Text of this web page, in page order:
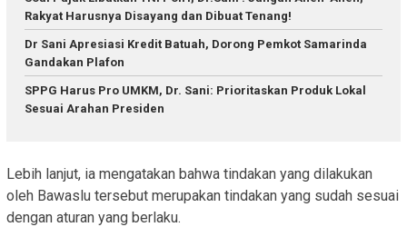
Rakyat Harusnya Disayang dan Dibuat Tenang!
Dr Sani Apresiasi Kredit Batuah, Dorong Pemkot Samarinda
Gandakan Plafon
SPPG Harus Pro UMKM, Dr. Sani: Prioritaskan Produk Lokal
Sesuai Arahan Presiden
Lebih lanjut, ia mengatakan bahwa tindakan yang dilakukan
oleh Bawaslu tersebut merupakan tindakan yang sudah sesuai
dengan aturan yang berlaku.